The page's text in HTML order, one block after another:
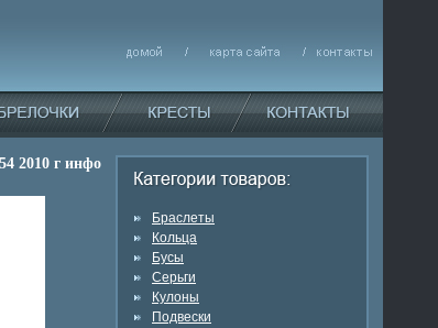
2010 г инфо
Браслеты
Кольца
Бусы
Серьги
Кулоны
Подвески